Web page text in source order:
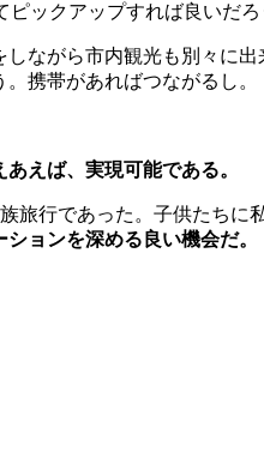
ックアップすれば良いだろ
ながら市内観光も別々に
携帯があればつながるし。
えば、実現可能である。
行であった。子供たち
ョンを深める良い機会だ。